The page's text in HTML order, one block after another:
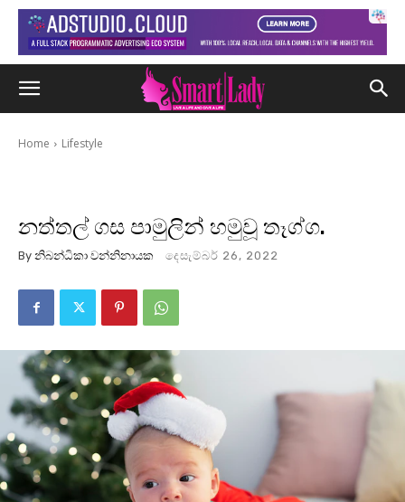
Home Lifestyle
නත්තල් ගස පාමුලින් හමුවූ තෑග්ග.
By නිබන්ධිකා වන්නිනායක දෙසැම්බර් 26, 2022